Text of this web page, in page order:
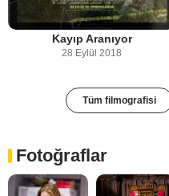
Kayıp Aranıyor
28 Eylül 2018
Tüm filmografisi
Fotoğraflar